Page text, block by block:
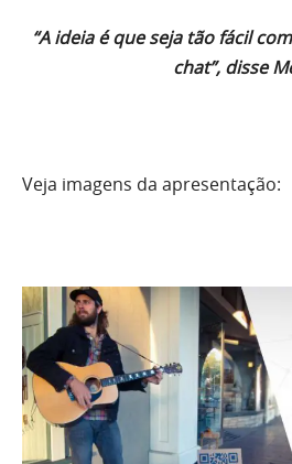
“A ideia é que seja tão fácil
chat”, disse
Veja imagens da apresentação: